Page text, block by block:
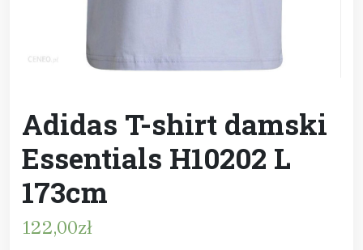
Adidas T-shirt damski
Essentials H10202 L
173cm
122,00zł